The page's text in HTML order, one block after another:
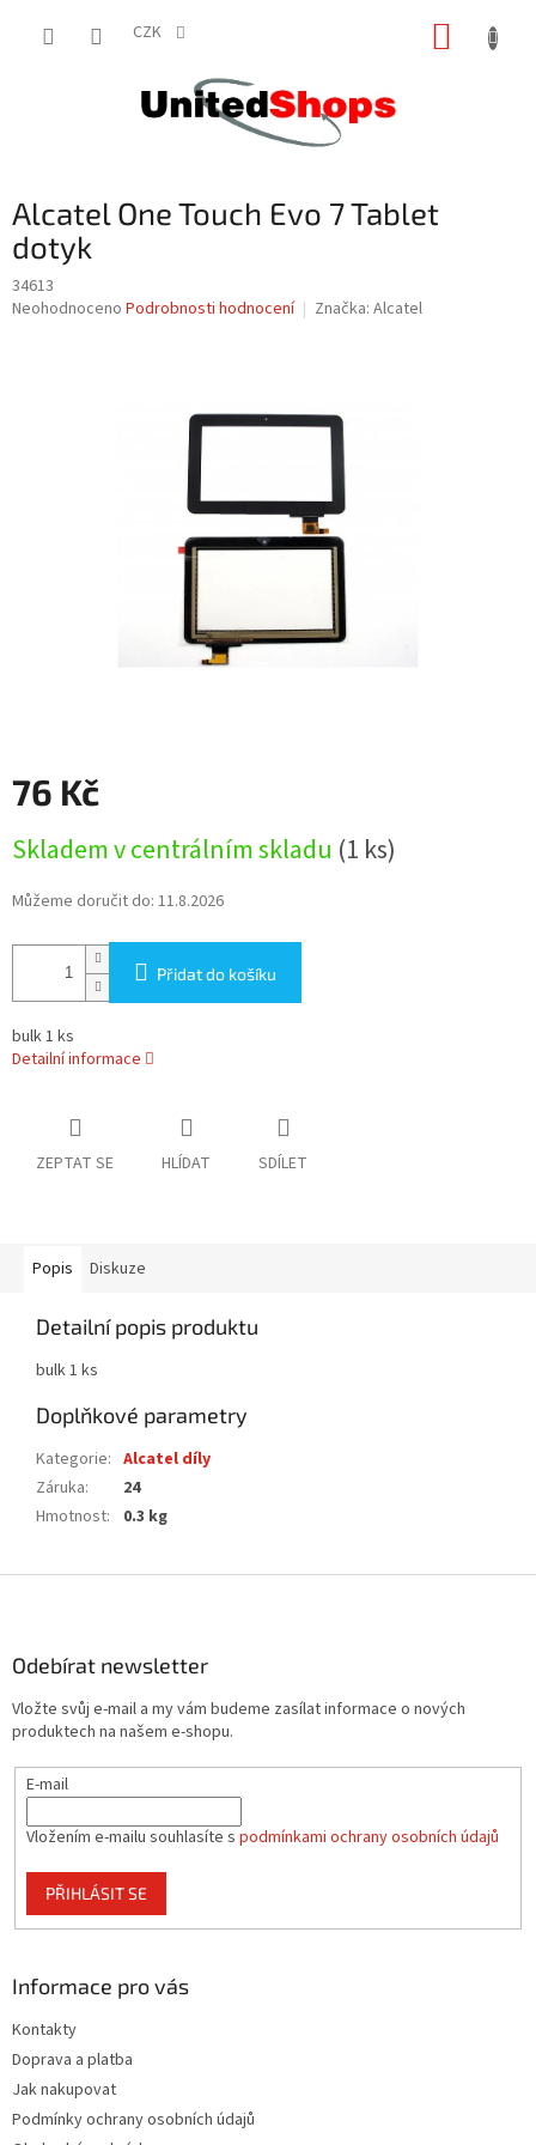
CZK
Alcatel One Touch Evo 7 Tablet
dotyk
34613
Průměrné
Neohodnoceno Podrobnosti hodnocení Značka: Alcatel
76 Kč
cena:
Skladem v centrálním skladu (1 ks)
Můžeme doručit do: 11.8.2026
Přidat do košíku
bulk 1 ks
Detailní informace
ZEPTAT SE HLÍDAT SDÍLET
Popis Diskuze
Detailní popis produktu
bulk 1 ks
Doplňkové parametry
Kategorie: Alcatel díly
Záruka:
24
Hmotnost: 0.3 kg
Odebírat newsletter
Vložte svůj e-mail a my vám budeme zasílat informace o nových
produktech na našem e-shopu.
E-mail
Vložením e-mailu souhlasíte s podmínkami ochrany osobních údajů
PŘIHLÁSIT SE
Informace pro vás
Kontakty
Doprava a platba
Jak nakupovat
Podmínky ochrany osobních údajů